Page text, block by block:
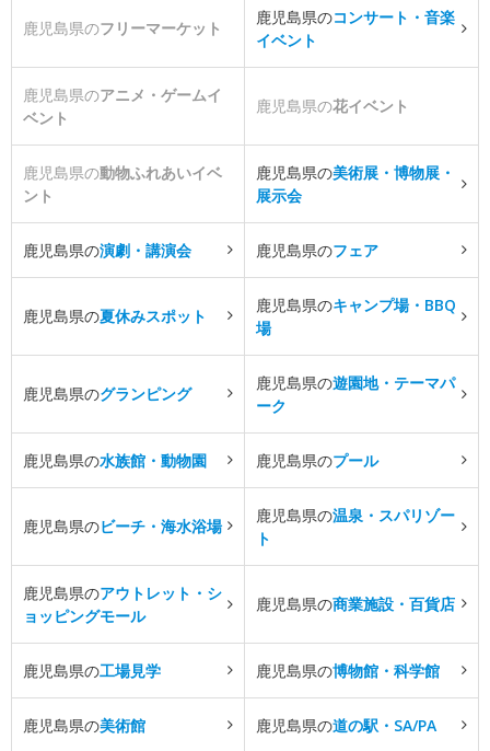
鹿児島県のフリーマーケット
鹿児島県のコンサート・音楽
イベント
鹿児島県のアニメ・ゲームイ
ベント
鹿児島県の花イベント
鹿児島県の動物ふれあいイベ
ント
鹿児島県の美術展・博物展・
展示会
鹿児島県の演劇・講演会 鹿児島県のフェア
鹿児島県の夏休みスポット
鹿児島県のキャンプ場・BBQ
場
鹿児島県のグランピング
鹿児島県の遊園地・テーマパ
ーク
鹿児島県の水族館・動物園 鹿児島県のプール
鹿児島県のビーチ・海水浴場
鹿児島県の温泉・スパリゾー
ト
鹿児島県のアウトレット・シ
ョッピングモール
鹿児島県の商業施設・百貨店
鹿児島県の工場見学 鹿児島県の博物館・科学館
鹿児島県の美術館 鹿児島県の道の駅・SA/PA